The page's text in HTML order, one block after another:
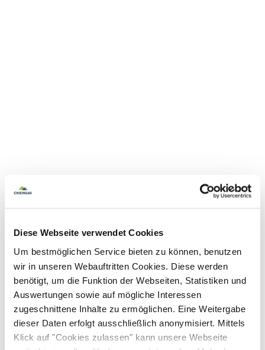
Diese Webseite verwendet Cookies
Um bestmöglichen Service bieten zu können, benutzen
wir in unseren Webauftritten Cookies. Diese werden
benötigt, um die Funktion der Webseiten, Statistiken und
Auswertungen sowie auf mögliche Interessen
zugeschnittene Inhalte zu ermöglichen. Eine Weitergabe
dieser Daten erfolgt ausschließlich anonymisiert. Mittels
Klick auf "Cookies zulassen" kann unsere Webseite